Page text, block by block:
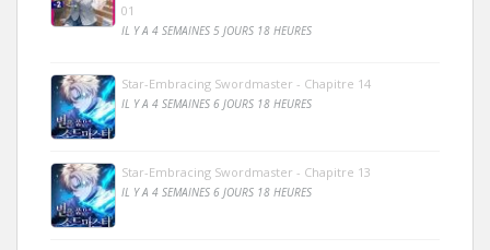
01
IL Y A 4 SEMAINES 5 JOURS 18 HEURES
Star-Embracing Swordmaster - Chapitre 14
IL Y A 4 SEMAINES 6 JOURS 18 HEURES
Star-Embracing Swordmaster - Chapitre 13
IL Y A 4 SEMAINES 6 JOURS 18 HEURES